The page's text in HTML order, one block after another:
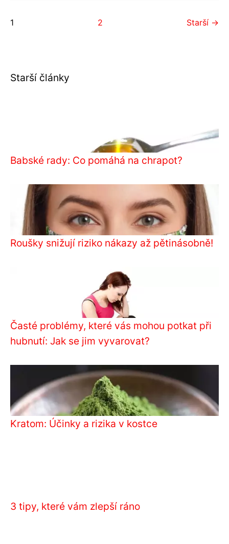
1 2 Starší →
Starší články
Babské rady: Co pomáhá na chrapot?
Roušky snižují riziko nákazy až pětinásobně!
Časté problémy, které vás mohou potkat při
hubnutí: Jak se jim vyvarovat?
Kratom: Účinky a rizika v kostce
3 tipy, které vám zlepší ráno